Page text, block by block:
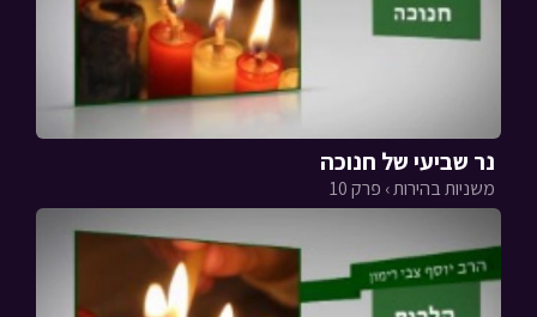
נר שביעי של חנוכה
משניות בהירות › פרק 10